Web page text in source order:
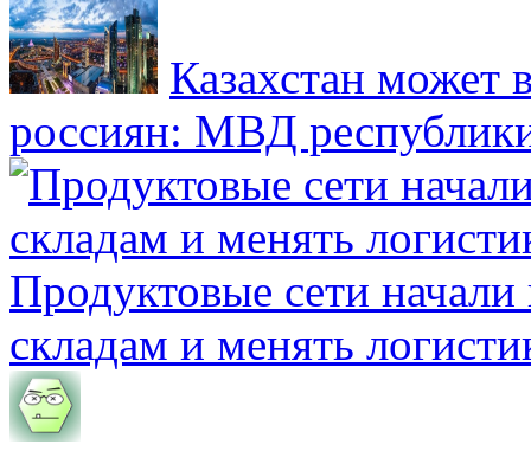
Казахстан может
россиян: МВД
Продуктовые сети начали
складам и менять